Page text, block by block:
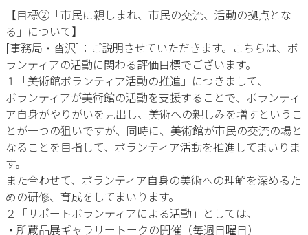
【目標②「市民に親しまれ、市民の交流、活動の拠点とな
る」について】
[事務局・沓沢]：ご説明させていただきます。こちらは、ボ
ランティアの活動に関わる評価目標でございます。
１「美術館ボランティア活動の推進」につきまして、
ボランティアが美術館の活動を支援することで、ボランティ
ア自身がやりがいを見出し、美術への親しみを増すというこ
とが一つの狙いですが、同時に、美術館が市民の交流の場と
なることを目指して、ボランティア活動を推進してまいりま
す。
また合わせて、ボランティア自身の美術への理解を深めるた
めの研修、育成をしてまいります。
２「サポートボランティアによる活動」としては、
・所蔵品展ギャラリートークの開催（毎週日曜日）